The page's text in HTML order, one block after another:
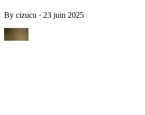
By cizucu · 23 juin 2025